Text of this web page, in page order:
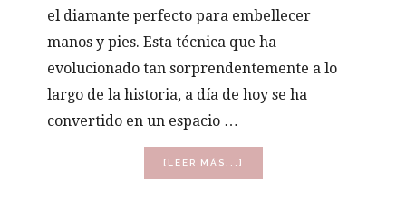
el diamante perfecto para embellecer
manos y pies. Esta técnica que ha
evolucionado tan sorprendentemente a lo
largo de la historia, a día de hoy se ha
convertido en un espacio …
[LEER MÁS...]
DE